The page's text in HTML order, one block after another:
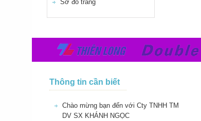
Sơ đồ trang
Thông tin cần biết
Chào mừng bạn đến với Cty TNHH TM
DV SX KHÁNH NGỌC